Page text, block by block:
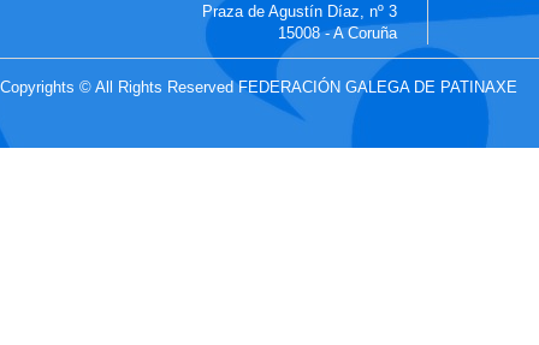
Praza de Agustín Díaz, nº 3
15008 - A Coruña
Copyrights © All Rights Reserved FEDERACIÓN GALEGA DE PATINAXE